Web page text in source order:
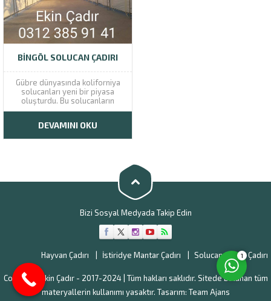
BINGÖL SOLUCAN ÇADIRI
Gübre dünyasında koliforniya
solucanları yeni bir piyasa
oluşturdu. Bu solucanların
gübresi, diğer gübrelere göre
sahip. Tarımda ve peyzajcılık
sektöründe yeni bir anlayış
DEVAMINI OKU
Bizi Sosyal Medyada Takip Edin
Hayvan Çadırı İstiridye Mantar Çadırı Solucan Gübre Çadırı
Copyright Ekin Çadır - 2017-2024 | Tüm hakları saklıdır. Sitede bulunan tüm
materyallerin kullanımı yasaktır. Tasarım: Team Ajans
Cevap Yaz
1